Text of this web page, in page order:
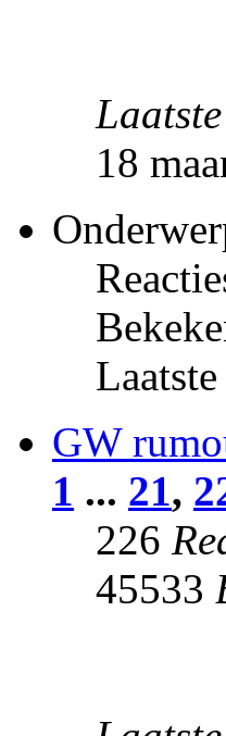
18
GW
1 ... 21,
226
45533